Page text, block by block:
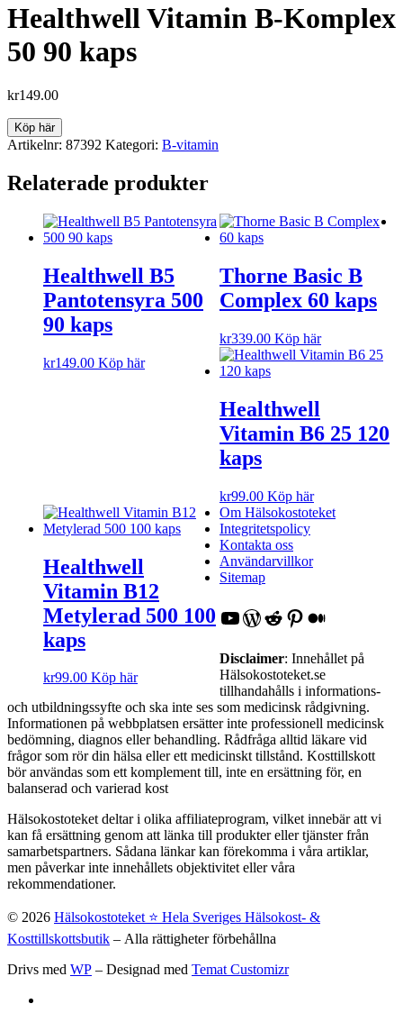
Healthwell Vitamin B-Komplex
50 90 kaps
kr149.00
Köp här
Artikelnr: 87392 Kategori: B-vitamin
Relaterade produkter
Healthwell B5
Pantotensyra 500
90 kaps
kr149.00 Köp här
Thorne Basic B
Complex 60 kaps
kr339.00 Köp här
Healthwell
Vitamin B6 25 120
kaps
kr99.00 Köp här
Healthwell
Vitamin B12
Metylerad 500 100
kaps
kr99.00 Köp här
Om Hälsokostoteket
Integritetspolicy
Kontakta oss
Användarvillkor
Sitemap
YouTube
WordPress
Reddit
Pinterest
Medium
Disclaimer: Innehållet på
Hälsokostoteket.se
tillhandahålls i informations-
och utbildningssyfte och ska inte ses som medicinsk rådgivning.
Informationen på webbplatsen ersätter inte professionell medicinsk
bedömning, diagnos eller behandling. Rådfråga alltid läkare vid
frågor som rör din hälsa eller ett medicinskt tillstånd. Kosttillskott
bör användas som ett komplement till, inte en ersättning för, en
balanserad och varierad kost
Hälsokostoteket deltar i olika affiliateprogram, vilket innebär att vi
kan få ersättning genom att länka till produkter eller tjänster från
samarbetspartners. Sådana länkar kan förekomma i våra artiklar,
men påverkar inte innehållets objektivitet eller våra
rekommendationer.
© 2026 Hälsokostoteket ⭐️ Hela Sveriges Hälsokost- &
Kosttillskottsbutik – Alla rättigheter förbehållna
Drivs med WP – Designad med Temat Customizr